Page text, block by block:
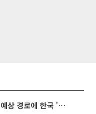
태풍 '돌핀' 이어 '찬홈' 등장…예상 경로에 한국 '한숨'